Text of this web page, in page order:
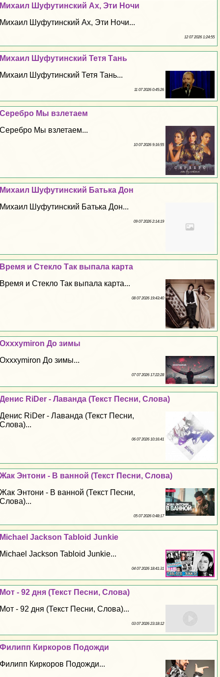
Михаил Шуфутинский Ах, Эти Ночи
Михаил Шуфутинский Ах, Эти Ночи...
12 07 2026 1:24:55
Михаил Шуфутинский Тетя Тань
Михаил Шуфутинский Тетя Тань...
11 07 2026 0:45:26
Серебро Мы взлетаем
Серебро Мы взлетаем...
10 07 2026 9:16:55
Михаил Шуфутинский Батька Дон
Михаил Шуфутинский Батька Дон...
09 07 2026 2:14:19
Время и Стекло Так выпала карта
Время и Стекло Так выпала карта...
08 07 2026 19:43:40
Oxxxymiron До зимы
Oxxxymiron До зимы...
07 07 2026 17:22:28
Денис RiDer - Лаванда (Текст Песни, Слова)
Денис RiDer - Лаванда (Текст Песни,
Слова)...
06 07 2026 10:16:41
Жак Энтони - В ванной (Текст Песни, Слова)
Жак Энтони - В ванной (Текст Песни,
Слова)...
05 07 2026 0:48:17
Michael Jackson Tabloid Junkie
Michael Jackson Tabloid Junkie...
04 07 2026 18:41:31
Мот - 92 дня (Текст Песни, Слова)
Мот - 92 дня (Текст Песни, Слова)...
03 07 2026 23:18:12
Филипп Киркоров Подожди
Филипп Киркоров Подожди...